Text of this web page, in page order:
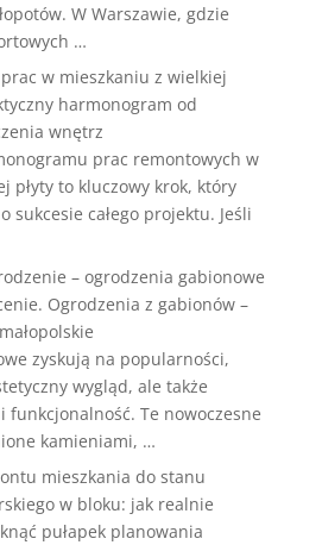
W Warszawie, gdzie
…
w mieszkaniu z wielkiej
harmonogram od
wnętrz
prac remontowych w
płyty to kluczowy krok, który
sukcesie całego projektu. Jeśli
– ogrodzenia gabionowe
Ogrodzenia z gabionów –
zyskują na popularności,
wygląd, ale także
funkcjonalność. Te nowoczesne
kamieniami, …
mieszkania do stanu
w bloku: jak realnie
pułapek planowania